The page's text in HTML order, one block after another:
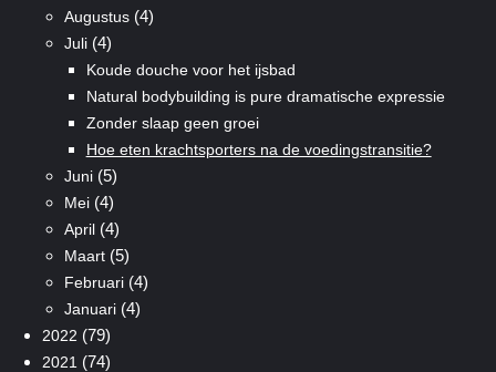
Augustus(4)
Juli(4)
Koude douche voor het ijsbad
Natural bodybuilding is pure dramatische expressie
Zonder slaap geen groei
Hoe eten krachtsporters na de voedingstransitie?
Juni(5)
Mei(4)
April(4)
Maart(5)
Februari(4)
Januari(4)
2022 (79)
2021 (74)